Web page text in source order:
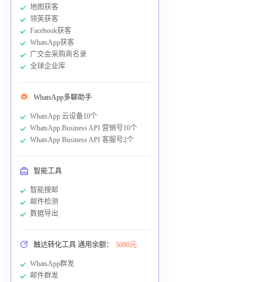
地图获客
领英获客
Facebook获客
WhatsApp获客
广交会采购商名录
全球企业库
WhatsApp多聊助手
WhatsApp 云设备10个
WhatsApp Business API 营销号10个
WhatsApp Business API 客服号2个
智能工具
智能搜邮
邮件检测
数据导出
触达转化工具 通用余额： 5000元
WhatsApp群发
邮件群发